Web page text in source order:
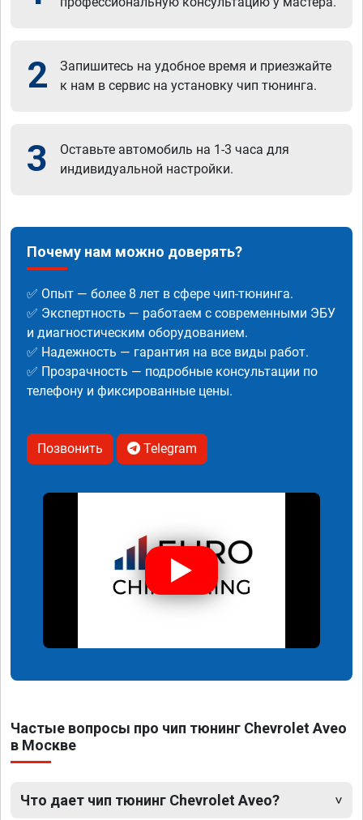
2
Запишитесь на удобное время и приезжайте
к нам в сервис на установку чип тюнинга.
3
Оставьте автомобиль на 1-3 часа для
индивидуальной настройки.
Почему нам можно доверять?
✅ Опыт — более 8 лет в сфере чип-тюнинга.
✅ Экспертность — работаем с современными ЭБУ
и диагностическим оборудованием.
✅ Надежность — гарантия на все виды работ.
✅ Прозрачность — подробные консультации по
телефону и фиксированные цены.
Позвонить Telegram
Частые вопросы про чип тюнинг Chevrolet Aveo
в Москве
Что дает чип тюнинг Chevrolet Aveo?